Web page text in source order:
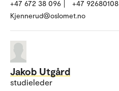
+47 672 38 096 +47 92680108
Kjennerud@oslomet.no
Jakob Utgård
studieleder